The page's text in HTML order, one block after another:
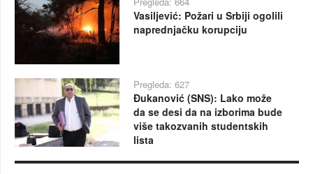
Vasiljević: Požari u Srbiji ogolili
naprednjačku korupciju
Pregleda: 627
Đukanović (SNS): Lako može
da se desi da na izborima bude
više takozvanih studentskih
lista